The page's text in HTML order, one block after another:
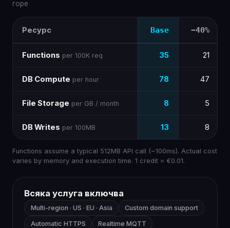
горе
Ресурс Base −40%
Functions per 100K req 35 21
DB Compute per hour 78 47
File Storage per GB / month 8 5
DB Writes per 100MB 13 8
Functions assume a typical 512MB API call (~100ms). Actual cost
varies by memory and execution time. 1 credit = €0.01.
Всяка услуга включва
Multi-region · US · EU · Asia Custom domain support
Automatic HTTPS Realtime MQTT